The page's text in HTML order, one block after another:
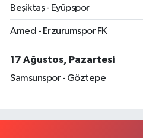
Beşiktaş - Eyüpspor
Amed - Erzurumspor FK
17 Ağustos, Pazartesi
Samsunspor - Göztepe